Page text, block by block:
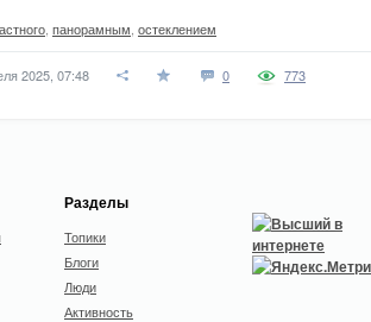
панорамным остеклением
2025, 07:48 0 773
Разделы
Топики
Блоги
Люди
Активность